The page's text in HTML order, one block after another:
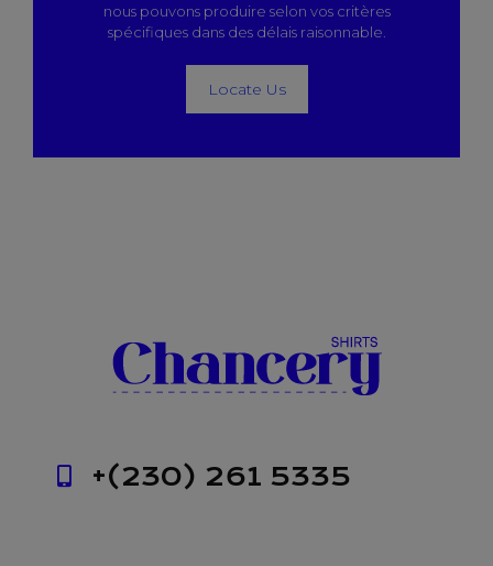
nous pouvons produire selon vos critères
spécifiques dans des délais raisonnable.
Locate Us
+(230) 261 5335